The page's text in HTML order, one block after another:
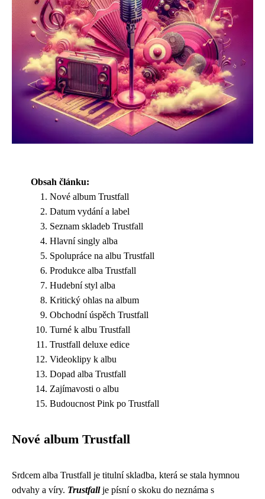
Obsah článku:
Nové album Trustfall
Datum vydání a label
Seznam skladeb Trustfall
Hlavní singly alba
Spolupráce na albu Trustfall
Produkce alba Trustfall
Hudební styl alba
Kritický ohlas na album
Obchodní úspěch Trustfall
Turné k albu Trustfall
Trustfall deluxe edice
Videoklipy k albu
Dopad alba Trustfall
Zajímavosti o albu
Budoucnost Pink po Trustfall
Nové album Trustfall
Srdcem alba Trustfall je titulní skladba, která se stala hymnou
odvahy a víry. Trustfallje písní o skoku do neznáma s